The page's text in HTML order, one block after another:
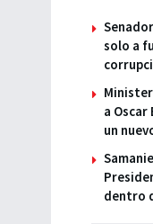
solo a
a
un
dentro